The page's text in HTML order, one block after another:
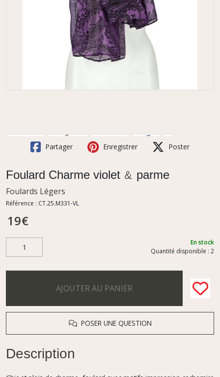
Partager Enregistrer Poster
Foulard Charme violet & parme
Foulards Légers
Référence : CT.25.M331-VL
19€
En stock
Quantité disponible : 2
AJOUTER AU PANIER
POSER UNE QUESTION
Description